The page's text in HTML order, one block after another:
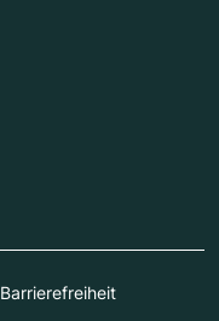
Barrierefreiheit